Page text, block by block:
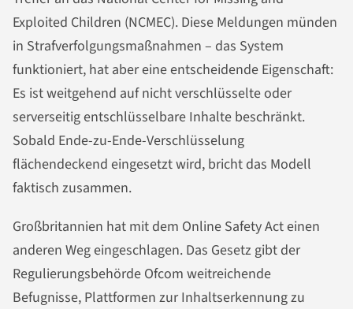
Exploited Children (NCMEC). Diese Meldungen münden
in Strafverfolgungsmaßnahmen – das System
funktioniert, hat aber eine entscheidende Eigenschaft:
Es ist weitgehend auf nicht verschlüsselte oder
serverseitig entschlüsselbare Inhalte beschränkt.
Sobald Ende-zu-Ende-Verschlüsselung
flächendeckend eingesetzt wird, bricht das Modell
faktisch zusammen.
Großbritannien hat mit dem Online Safety Act einen
anderen Weg eingeschlagen. Das Gesetz gibt der
Regulierungsbehörde Ofcom weitreichende
Befugnisse, Plattformen zur Inhaltserkennung zu